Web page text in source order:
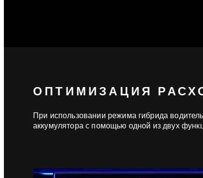
ОПТИМИЗАЦИЯ
При использовании режима гибрида
аккумулятора с помощью одной из двух